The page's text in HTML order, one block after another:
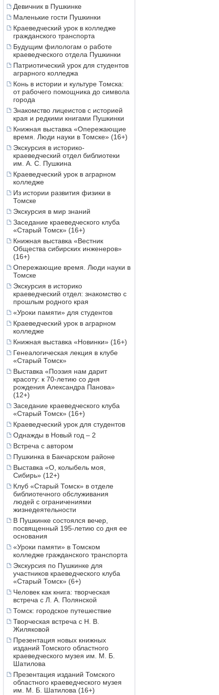
Девичник в Пушкинке
Маленькие гости Пушкинки
Краеведческий урок в колледже
гражданского транспорта
Будущим филологам о работе
краеведческого отдела Пушкинки
Патриотический урок для студентов
аграрного колледжа
Конь в истории и культуре Томска:
от рабочего помощника до символа
города
Знакомство лицеистов с историей
края и редкими книгами Пушкинки
Книжная выставка «Опережающие
время. Люди науки в Томске» (16+)
Экскурсия в историко-
краеведческий отдел библиотеки
им. А. С. Пушкина
Краеведческий урок в аграрном
колледже
Из истории развития физики в
Томске
Экскурсия в мир знаний
Заседание краеведческого клуба
«Старый Томск» (16+)
Книжная выставка «Вестник
Общества сибирских инженеров»
(16+)
Опережающие время. Люди науки в
Томске
Экскурсия в историко
краеведческий отдел: знакомство с
прошлым родного края
«Уроки памяти» для студентов
Краеведческий урок в аграрном
колледже
Книжная выставка «Новинки» (16+)
Генеалогическая лекция в клубе
«Старый Томск»
Выставка «Поэзия нам дарит
красоту: к 70-летию со дня
рождения Александра Панова»
(12+)
Заседание краеведческого клуба
«Старый Томск» (16+)
Краеведческий урок для студентов
Однажды в Новый год – 2
Встреча с автором
Пушкинка в Бакчарском районе
Выставка «О, колыбель моя,
Сибирь» (12+)
Клуб «Старый Томск» в отделе
библиотечного обслуживания
людей с ограничениями
жизнедеятельности
В Пушкинке состоялся вечер,
посвященный 195-летию со дня ее
основания
«Уроки памяти» в Томском
колледже гражданского транспорта
Экскурсия по Пушкинке для
участников краеведческого клуба
«Старый Томск» (6+)
Человек как книга: творческая
встреча с Л. А. Полянской
Томск: городское путешествие
Творческая встреча с Н. В.
Жиляковой
Презентация новых книжных
изданий Томского областного
краеведческого музея им. М. Б.
Шатилова
Презентация изданий Томского
областного краеведческого музея
им. М. Б. Шатилова (16+)